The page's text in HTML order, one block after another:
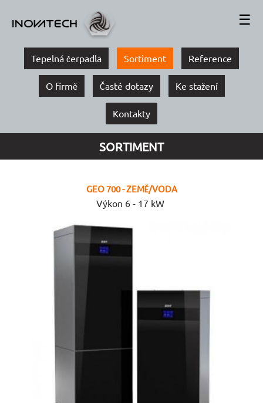
☰
Tepelná čerpadla Sortiment Reference
O firmě Časté dotazy Ke stažení
Kontakty
SORTIMENT
GEO 700 - ZEMĚ/VODA
Výkon 6 - 17 kW